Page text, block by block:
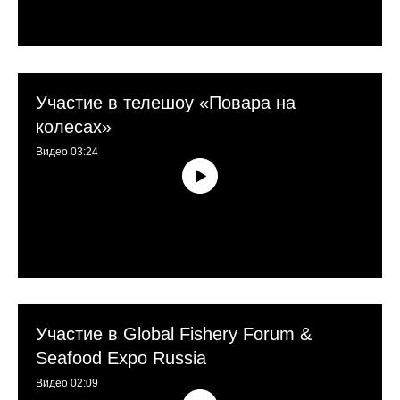
Участие в телешоу «Повара на
колесах»
Видео 03:24
Участие в Global Fishery Forum &
Seafood Expo Russia
Видео 02:09
7 ЛЕТ НА РЫНКЕ / 247
ПОСТОЯННЫХ ОПТОВЫХ